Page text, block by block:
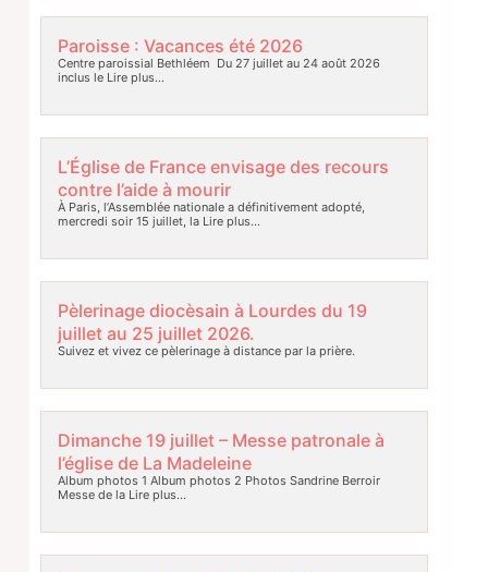
Paroisse : Vacances été 2026
Centre paroissial Bethléem Du 27 juillet au 24 août 2026
inclus leLire plus…
L’Église de France envisage des recours
contre l’aide à mourir
À Paris, l’Assemblée nationale a définitivement adopté,
mercredi soir 15 juillet, laLire plus…
Pèlerinage diocèsain à Lourdes du 19
juillet au 25 juillet 2026.
Suivez et vivez ce pèlerinage à distance par la prière.
Dimanche 19 juillet – Messe patronale à
l’église de La Madeleine
Album photos 1 Album photos 2 Photos Sandrine Berroir
Messe de laLire plus…